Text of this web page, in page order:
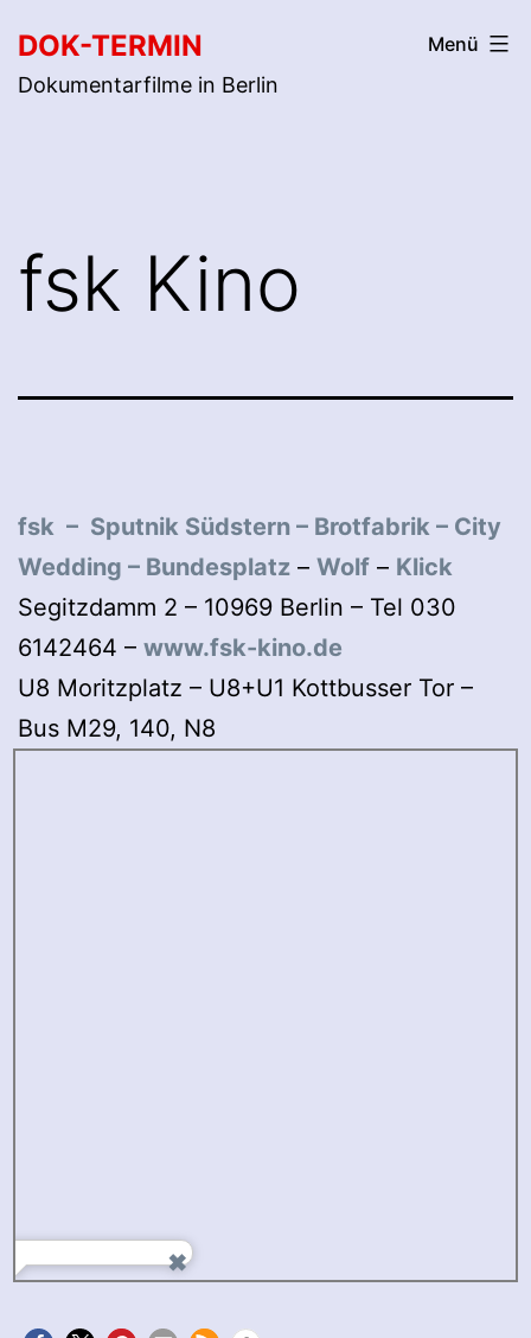
Inhalt
springen
DOK-TERMIN
Dokumentarfilme in Berlin
Menü
fsk Kino
fsk – Sputnik Südstern – Brotfabrik – City
Wedding – Bundesplatz – Wolf – Klick
Segitzdamm 2 – 10969 Berlin – Tel 030
6142464 – www.fsk-kino.de
U8 Moritzplatz – U8+U1 Kottbusser Tor –
Bus M29, 140, N8